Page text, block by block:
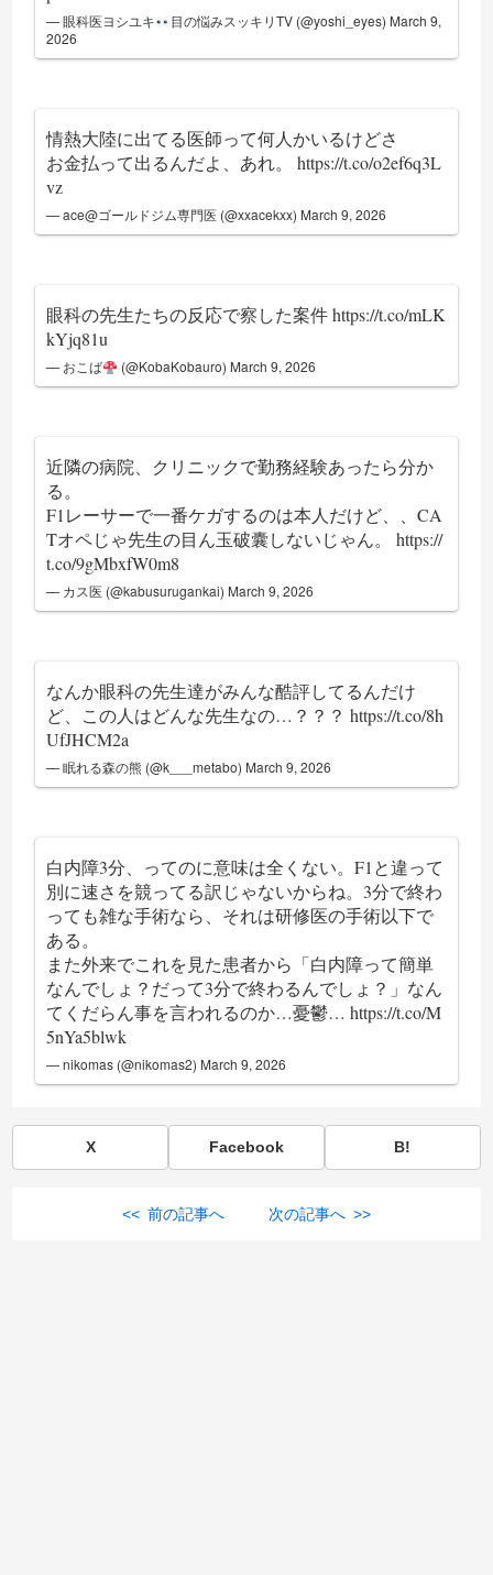
— 眼科医ヨシユキ 目の悩みスッキリTV (@yoshi_eyes) March 9,
2026
情熱大陸に出てる医師って何人かいるけどさ
お金払って出るんだよ、あれ。https://t.co/o2ef6q3L
vz
— ace@ゴールドジム専門医 (@xxacekxx) March 9, 2026
眼科の先生たちの反応で察した案件https://t.co/mLK
kYjq81u
— おこば (@KobaKobauro) March 9, 2026
近隣の病院、クリニックで勤務経験あったら分か
る。
F1レーサーで一番ケガするのは本人だけど、、CA
Tオペじゃ先生の目ん玉破囊しないじゃん。https://
t.co/9gMbxfW0m8
— カス医 (@kabusurugankai) March 9, 2026
なんか眼科の先生達がみんな酷評してるんだけ
ど、この人はどんな先生なの…？？？https://t.co/8h
UfJHCM2a
— 眠れる森の熊 (@k___metabo) March 9, 2026
白内障3分、ってのに意味は全くない。F1と違って
別に速さを競ってる訳じゃないからね。3分で終わ
っても雑な手術なら、それは研修医の手術以下で
ある。
また外来でこれを見た患者から「白内障って簡単
なんでしょ？だって3分で終わるんでしょ？」なん
てくだらん事を言われるのか…憂鬱…https://t.co/M
5nYa5blwk
— nikomas (@nikomas2) March 9, 2026
X Facebook B!
<< 前の記事へ 次の記事へ >>